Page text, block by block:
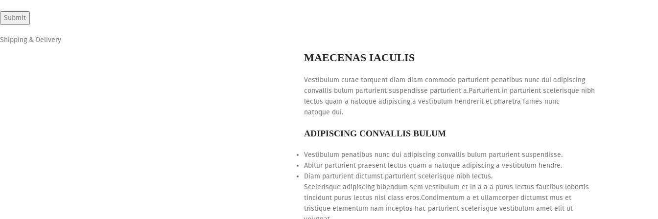
Shipping & Delivery
MAECENAS IACULIS
Vestibulum curae torquent diam diam commodo parturient penatibus nunc dui adipiscing
convallis bulum parturient suspendisse parturient a.Parturient in parturient scelerisque nibh
lectus quam a natoque adipiscing a vestibulum hendrerit et pharetra fames nunc
natoque dui.
ADIPISCING CONVALLIS BULUM
Vestibulum penatibus nunc dui adipiscing convallis bulum parturient suspendisse.
Abitur parturient praesent lectus quam a natoque adipiscing a vestibulum hendre.
Diam parturient dictumst parturient scelerisque nibh lectus.
Scelerisque adipiscing bibendum sem vestibulum et in a a a purus lectus faucibus lobortis
tincidunt purus lectus nisl class eros.Condimentum a et ullamcorper dictumst mus et
tristique elementum nam inceptos hac parturient scelerisque vestibulum amet elit ut